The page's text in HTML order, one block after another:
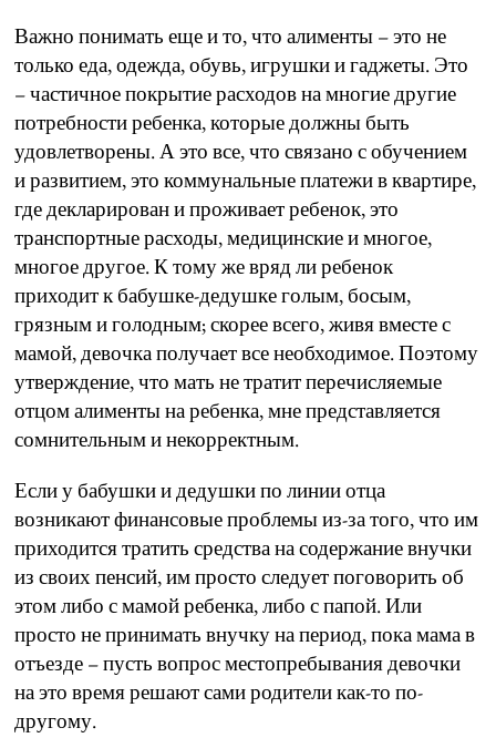
Важно понимать еще и то, что алименты – это не
только еда, одежда, обувь, игрушки и гаджеты. Это
– частичное покрытие расходов на многие другие
потребности ребенка, которые должны быть
удовлетворены. А это все, что связано с обучением
и развитием, это коммунальные платежи в квартире,
где декларирован и проживает ребенок, это
транспортные расходы, медицинские и многое,
многое другое. К тому же вряд ли ребенок
приходит к бабушке-дедушке голым, босым,
грязным и голодным; скорее всего, живя вместе с
мамой, девочка получает все необходимое. Поэтому
утверждение, что мать не тратит перечисляемые
отцом алименты на ребенка, мне представляется
сомнительным и некорректным.
Если у бабушки и дедушки по линии отца
возникают финансовые проблемы из-за того, что им
приходится тратить средства на содержание внучки
из своих пенсий, им просто следует поговорить об
этом либо с мамой ребенка, либо с папой. Или
просто не принимать внучку на период, пока мама в
отъезде – пусть вопрос местопребывания девочки
на это время решают сами родители как-то по-
другому.